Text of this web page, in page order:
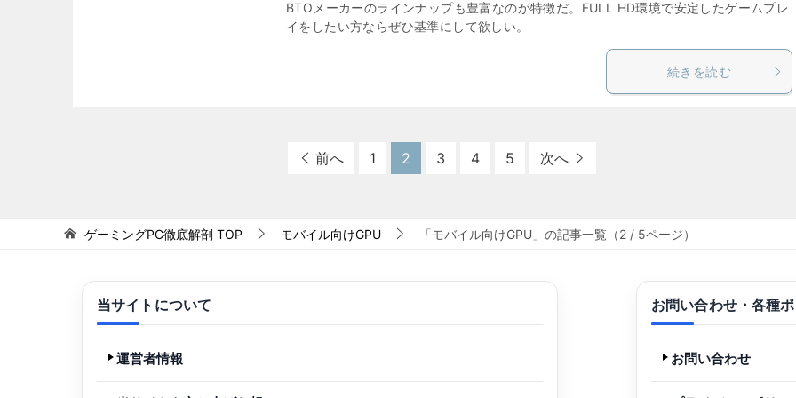
BTOメーカーのラインナップも豊富なのが特徴だ。FULL HD環境で安定したゲームプレ
イをしたい方ならぜひ基準にして欲しい。
続きを読む
前へ 1 2 3 4 5 次へ
ゲーミングPC徹底解剖 TOP モバイル向けGPU 「モバイル向けGPU」の記事一覧（2 / 5ページ）
当サイトについて
運営者情報
お問い合わせ・各種
お問い合わせ